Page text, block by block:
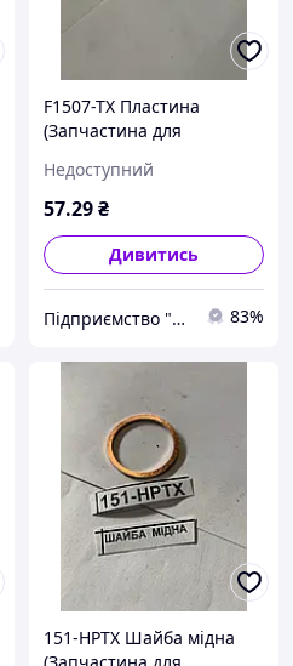
F1507-TX Пластина
(Запчастина для
HP-20, HP-25, HP-30, TX-20,
TX-25, TX-30)
Недоступний
57.29₴
Дивитись
Підприємство "Стандарт" 83%
151-HPTX Шайба мідна